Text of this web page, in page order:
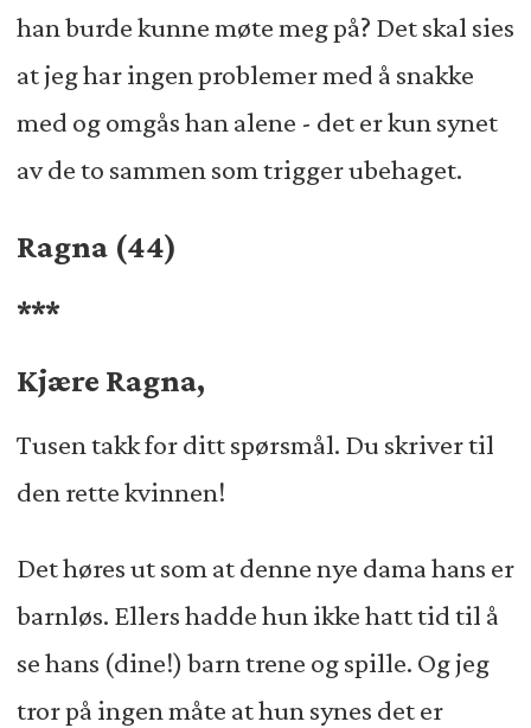
han burde kunne møte meg på? Det skal sies
at jeg har ingen problemer med å snakke
med og omgås han alene - det er kun synet
av de to sammen som trigger ubehaget.
Ragna (44)
***
Kjære Ragna,
Tusen takk for ditt spørsmål. Du skriver til
den rette kvinnen!
Det høres ut som at denne nye dama hans er
barnløs. Ellers hadde hun ikke hatt tid til å
se hans (dine!) barn trene og spille. Og jeg
tror på ingen måte at hun synes det er